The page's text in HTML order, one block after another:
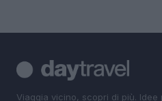
Viaggia vicino, scopri di più. Idee